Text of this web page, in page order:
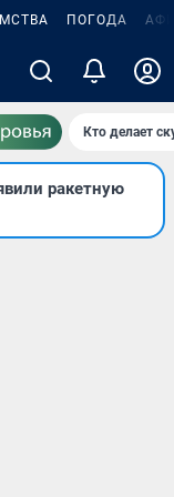
ПОГОДА
Кто делает
ракетную